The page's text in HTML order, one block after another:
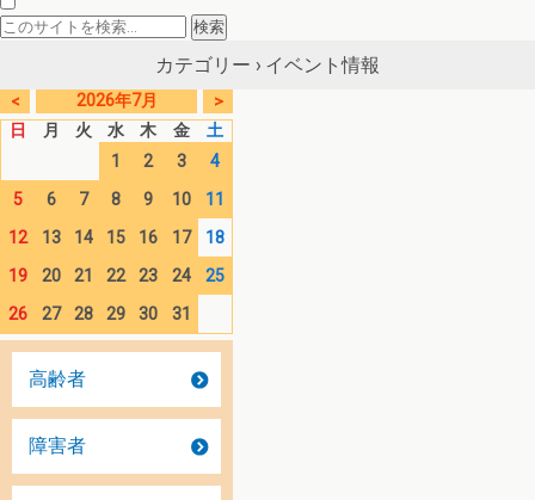
カテゴリー › イベント情報
< 2026年7月
>
日
月 火 水 木 金
土
1
2 3
4
5
6 7 8 9 10
11
12
13 14 15 16 17
18
19
20 21 22 23 24
25
26
27 28 29 30 31
高齢者
障害者